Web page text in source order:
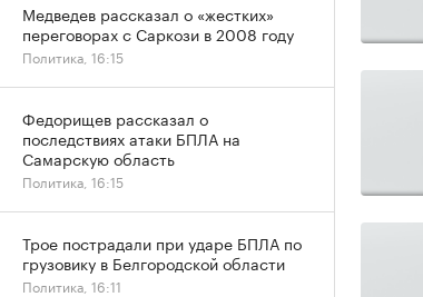
Медведев рассказал о «жестких»
переговорах с Саркози в 2008 году
Политика, 16:15
Федорищев рассказал о
последствиях атаки БПЛА на
Самарскую область
Политика, 16:15
Трое пострадали при ударе БПЛА по
грузовику в Белгородской области
Политика, 16:11